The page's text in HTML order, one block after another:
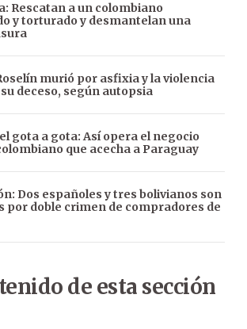
Rescatan a un colombiano
y torturado y desmantelan una
murió por asfixia y la violencia
deceso, según autopsia
gota a gota: Así opera el negocio
que acecha a Paraguay
Dos españoles y tres bolivianos son
por doble crimen de compradores de
de esta sección